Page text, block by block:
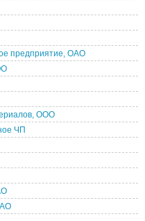
предприятие, ОАО
ООО
ЧП